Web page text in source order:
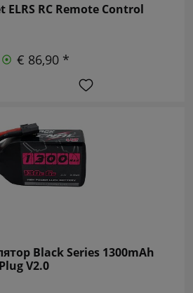
RC Remote Control
€ 86,90 *
Black Series 1300mAh
V2.0